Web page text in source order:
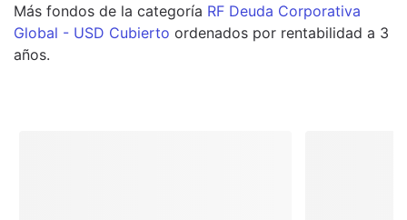
Más fondos de la categoría RF Deuda Corporativa
Global - USD Cubierto ordenados por rentabilidad a 3
años.